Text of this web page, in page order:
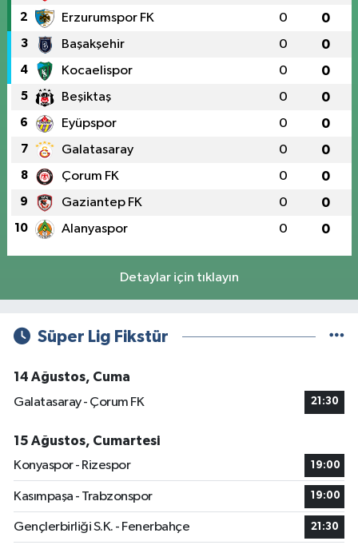
2 Erzurumspor FK 0 0
3 Başakşehir 0 0
4 Kocaelispor 0 0
5 Beşiktaş 0 0
6 Eyüpspor 0 0
7 Galatasaray 0 0
8 Çorum FK 0 0
9 Gaziantep FK 0 0
10 Alanyaspor 0 0
Detaylar için tıklayın
Süper Lig Fikstür
14 Ağustos, Cuma
Galatasaray - Çorum FK
21:30
15 Ağustos, Cumartesi
Konyaspor - Rizespor
19:00
Kasımpaşa - Trabzonspor 19:00
Gençlerbirliği S.K. - Fenerbahçe 21:30